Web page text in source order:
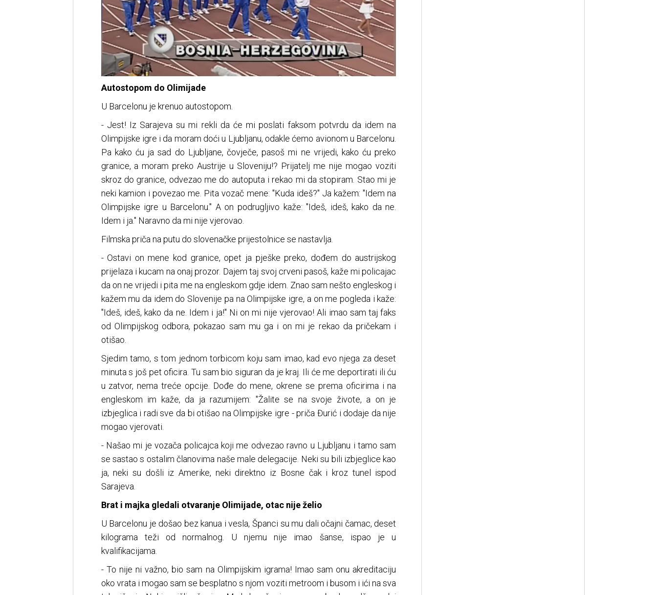
Autostopom do Olimijade
U Barcelonu je krenuo autostopom.
- Jest! Iz Sarajeva su mi rekli da će mi poslati faksom potvrdu da idem na
Olimpijske igre i da moram doći u Ljubljanu, odakle ćemo avionom u Barcelonu.
Pa kako ću ja sad do Ljubljane, čovječe, pasoš mi ne vrijedi, kako ću preko
granice, a moram preko Austrije u Sloveniju!? Prijatelj me nije mogao voziti
skroz do granice, odvezao me do autoputa i rekao mi da stopiram. Stao mi je
neki kamion i povezao me. Pita vozač mene: "Kuda ideš?" Ja kažem: "Idem na
Olimpijske igre u Barcelonu." A on podrugljivo kaže: "Ideš, ideš, kako da ne.
Idem i ja." Naravno da mi nije vjerovao.
Filmska priča na putu do slovenačke prijestolnice se nastavlja.
- Ostavi on mene kod granice, opet ja pješke preko, dođem do austrijskog
prijelaza i kucam na onaj prozor. Dajem taj svoj crveni pasoš, kaže mi policajac
da on ne vrijedi i pita me na engleskom gdje idem. Znao sam nešto engleskog i
kažem mu da idem do Slovenije pa na Olimpijske igre, a on me pogleda i kaže:
"Ideš, ideš, kako da ne. Idem i ja!" Ni on mi nije vjerovao! Ali imao sam taj faks
od Olimpijskog odbora, pokazao sam mu ga i on mi je rekao da pričekam i
otišao.
Sjedim tamo, s tom jednom torbicom koju sam imao, kad evo njega za deset
minuta s još pet oficira. Tu sam bio siguran da je kraj. Ili će me deportirati ili ću
u zatvor, nema treće opcije. Dođe do mene, okrene se prema oficirima i na
engleskom im kaže, da ja razumijem: "Žalite se na svoje živote, a on je
izbjeglica i radi sve da bi otišao na Olimpijske igre - priča Đurić i dodaje da nije
mogao vjerovati.
- Našao mi je vozača policajca koji me odvezao ravno u Ljubljanu i tamo sam
se sastao s ostalim članovima naše male delegacije. Neki su bili izbjeglice kao
ja, neki su došli iz Amerike, neki direktno iz Bosne čak i kroz tunel ispod
Sarajeva.
Brat i majka gledali otvaranje Olimijade, otac nije želio
U Barcelonu je došao bez kanua i vesla, Španci su mu dali očajni čamac, deset
kilograma teži od normalnog. U njemu nije imao šanse, ispao je u
kvalifikacijama.
- To nije ni važno, bio sam na Olimpijskim igrama! Imao sam onu akreditaciju
oko vrata i mogao sam se besplatno s njom voziti metroom i busom i ići na sva